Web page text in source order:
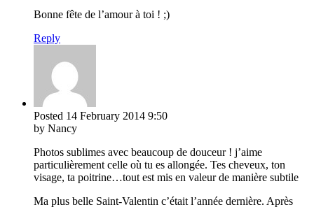
Bonne fête de l’amour à toi ! ;)
Reply
Posted 14 February 2014 9:50
by Nancy
Photos sublimes avec beaucoup de douceur ! j’aime
particulièrement celle où tu es allongée. Tes cheveux, ton
visage, ta poitrine…tout est mis en valeur de manière subtile
Ma plus belle Saint-Valentin c’était l’année dernière. Après